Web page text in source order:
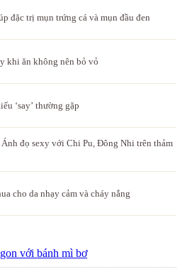
đặc trị mụn trứng cá và mụn đầu đen
khi ăn không nên bỏ vỏ
‘say’ thường gặp
đọ sexy với Chi Pu, Đông Nhi trên thảm
cho da nhạy cảm và cháy nắng
với bánh mì bơ